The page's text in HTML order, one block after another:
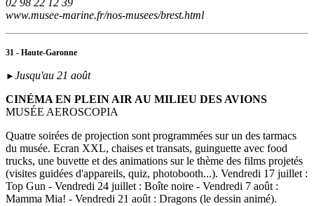
02 98 22 12 39
www.musee-marine.fr/nos-musees/brest.html
31 - Haute-Garonne
► Jusqu'au 21 août
CINÉMA EN PLEIN AIR AU MILIEU DES AVIONS
MUSÉE AEROSCOPIA
Quatre soirées de projection sont programmées sur un des tarmacs
du musée. Ecran XXL, chaises et transats, guinguette avec food
trucks, une buvette et des animations sur le thème des films projetés
(visites guidées d'appareils, quiz, photobooth...). Vendredi 17 juillet :
Top Gun - Vendredi 24 juillet : Boîte noire - Vendredi 7 août :
Mamma Mia! - Vendredi 21 août : Dragons (le dessin animé).